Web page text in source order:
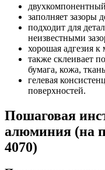
заполняет зазоры
подходит для
неизвестными
хорошая адгезия к
также склеивает
бумага, кожа,
гелевая
поверхностей.
Пошаговая
алюминия (на
4070)